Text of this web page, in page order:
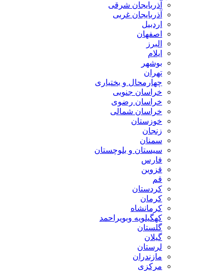
آذربایجان شرقی
آذربایجان غربی
اردبیل
اصفهان
البرز
ایلام
بوشهر
تهران
چهارمحال و بختیاری
خراسان جنوبی
خراسان رضوی
خراسان شمالی
خوزستان
زنجان
سمنان
سیستان و بلوچستان
فارس
قزوین
قم
کردستان
کرمان
کرمانشاه
کهگیلویه وبویراحمد
گلستان
گیلان
لرستان
مازندران
مرکزی